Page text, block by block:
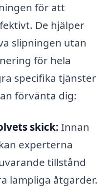
för att
De hjälper
slipningen utan
för hela
specifika tjänster
förvänta dig:
skick: Innan
experterna
tillstånd
lämpliga åtgärder.